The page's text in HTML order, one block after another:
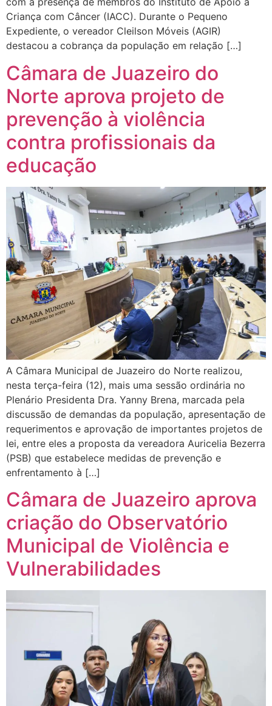
Criança com Câncer (IACC). Durante o Pequeno
Expediente, o vereador Cleilson Móveis (AGIR)
destacou a cobrança da população em relação […]
Câmara de Juazeiro do
Norte aprova projeto de
prevenção à violência
contra profissionais da
educação
A Câmara Municipal de Juazeiro do Norte realizou,
nesta terça-feira (12), mais uma sessão ordinária no
Plenário Presidenta Dra. Yanny Brena, marcada pela
discussão de demandas da população, apresentação de
requerimentos e aprovação de importantes projetos de
lei, entre eles a proposta da vereadora Auricelia Bezerra
(PSB) que estabelece medidas de prevenção e
enfrentamento à […]
Câmara de Juazeiro aprova
criação do Observatório
Municipal de Violência e
Vulnerabilidades